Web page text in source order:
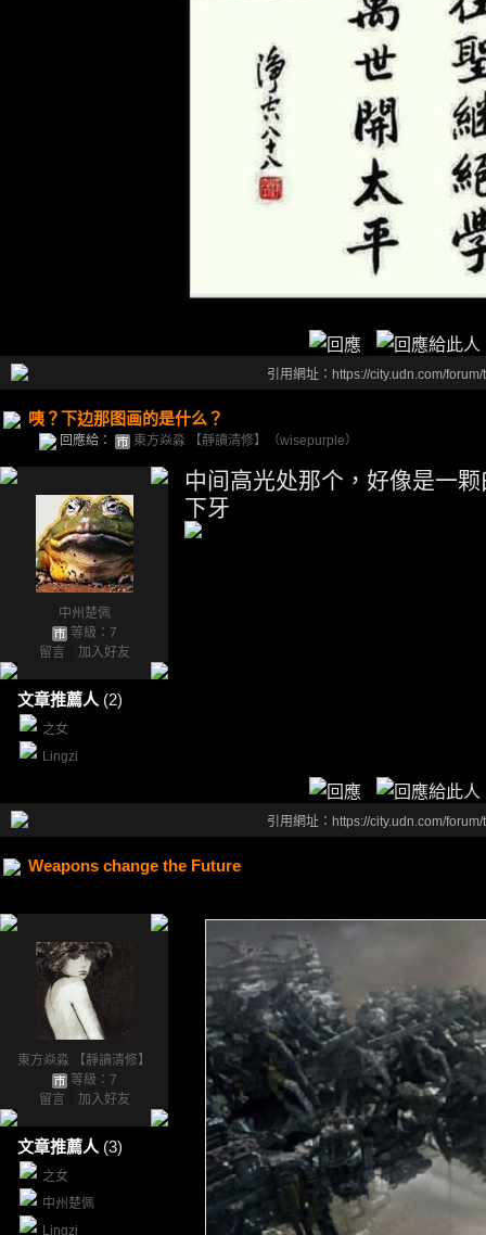
引用網址：https://city.udn.com/
咦？下边那图画的是什么？
回應給： 東方焱淼 【靜讀清修】（wisepurple）
中州楚佩
等級：7
留言
加入好友
文章推薦人 (2)
之女
Lingzi
中间高光处那个，好像是一
下牙
引用網址：https://city.udn.com/
Weapons change the Future
東方焱淼 【靜讀清修】
等級：7
留言
加入好友
文章推薦人 (3)
之女
中州楚佩
Lingzi